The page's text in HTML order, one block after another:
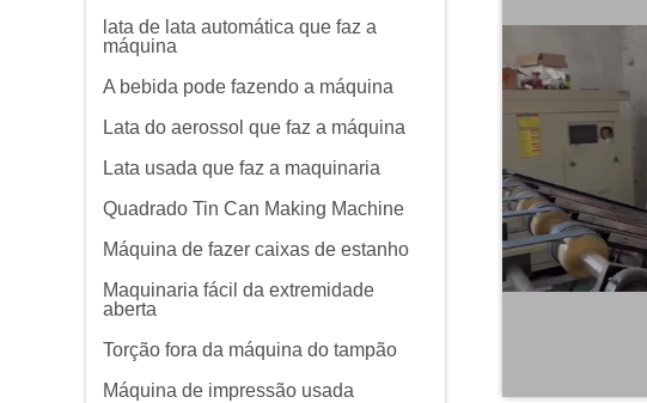
lata de lata automática que faz a
máquina
A bebida pode fazendo a máquina
Lata do aerossol que faz a máquina
Lata usada que faz a maquinaria
Quadrado Tin Can Making Machine
Máquina de fazer caixas de estanho
Maquinaria fácil da extremidade
aberta
Torção fora da máquina do tampão
Máquina de impressão usada